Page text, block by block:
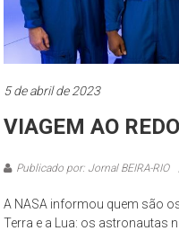
5 de abril de 2023
VIAGEM AO
Publicado por: Jornal BEIRA-RIO
A NASA informou quem são
Terra e a Lua: os astronautas